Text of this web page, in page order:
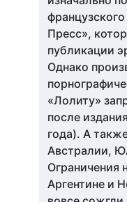
Пресс»,
публикации
Однако
«Лолиту»
после
года). А
Австралии,
Ограничения
Аргентине и